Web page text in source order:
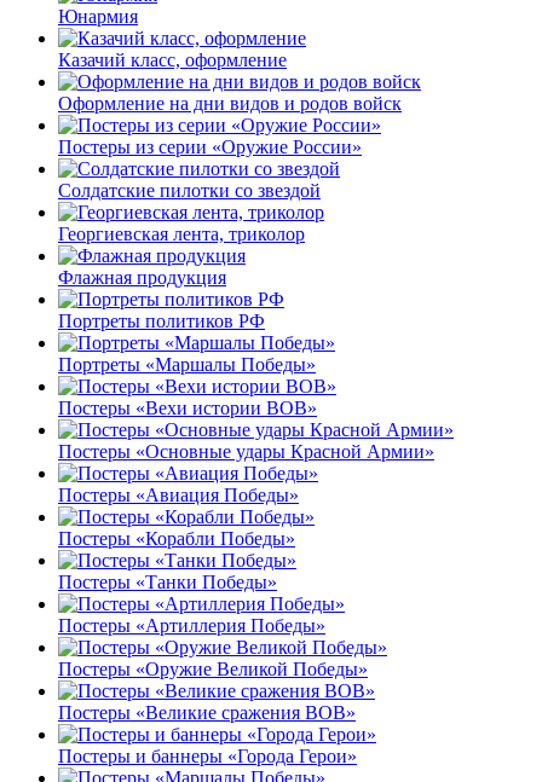
Юнармия
Казачий класс, оформление
Оформление на дни видов и родов войск
Постеры из серии «Оружие России»
Солдатские пилотки со звездой
Георгиевская лента, триколор
Флажная продукция
Портреты политиков РФ
Портреты «Маршалы Победы»
Постеры «Вехи истории ВОВ»
Постеры «Основные удары Красной Армии»
Постеры «Авиация Победы»
Постеры «Корабли Победы»
Постеры «Танки Победы»
Постеры «Артиллерия Победы»
Постеры «Оружие Великой Победы»
Постеры «Великие сражения ВОВ»
Постеры и баннеры «Города Герои»